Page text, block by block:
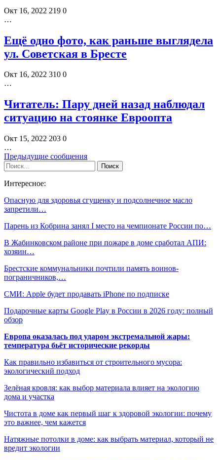
Окт 16, 2022 219 0
…
Ещё одно фото, как раньше выглядела
ул. Советская в Бресте
Окт 16, 2022 310 0
…
Читатель: Пару дней назад наблюдал
ситуацию на стоянке Евроопта
Окт 15, 2022 203 0
…
Предыдущие сообщения
Интересное:
Опасную для здоровья сгущенку и подсолнечное масло
запретили…
Парень из Кобрина занял I место на чемпионате России по…
В Жабинковском районе при пожаре в доме сработал АПИ:
хозяин…
Брестские коммунальники почтили память воинов-
пограничников,…
СМИ: Apple будет продавать iPhone по подписке
Подарочные карты Google Play в России в 2026 году: полный
обзор
Европа оказалась под ударом экстремальной жары:
температура бьёт исторические рекорды
Как правильно избавиться от строительного мусора:
экологический подход
Зелёная кровля: как выбор материала влияет на экологию
дома и участка
Чистота в доме как первый шаг к здоровой экологии: почему
это важнее, чем кажется
Натяжные потолки в доме: как выбрать материал, который не
вредит экологии